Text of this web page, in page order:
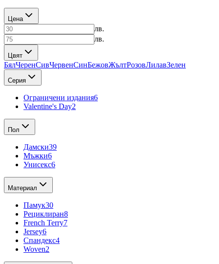
Цена
лв.
лв.
Цвят
БялЧеренСивЧервенСинБежовЖълтРозовЛилавЗелен
Серия
Ограничени издания6
Valentine's Day2
Пол
Дамски39
Мъжки6
Унисекс6
Материал
Памук30
Рециклиран8
French Terry7
Jersey6
Спандекс4
Woven2